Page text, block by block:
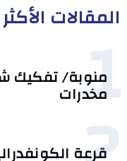
المقالات
1
منوبة/ تفكيك
مخدرات
قرعة